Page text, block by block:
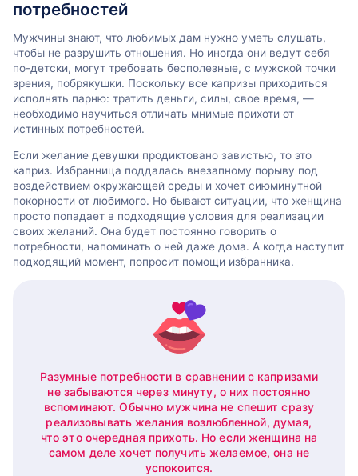
потребностей
Мужчины знают, что любимых дам нужно уметь слушать,
чтобы не разрушить отношения. Но иногда они ведут себя
по-детски, могут требовать бесполезные, с мужской точки
зрения, побрякушки. Поскольку все капризы приходиться
исполнять парню: тратить деньги, силы, свое время, —
необходимо научиться отличать мнимые прихоти от
истинных потребностей.
Если желание девушки продиктовано завистью, то это
каприз. Избранница поддалась внезапному порыву под
воздействием окружающей среды и хочет сиюминутной
покорности от любимого. Но бывают ситуации, что женщина
просто попадает в подходящие условия для реализации
своих желаний. Она будет постоянно говорить о
потребности, напоминать о ней даже дома. А когда наступит
подходящий момент, попросит помощи избранника.
Разумные потребности в сравнении с капризами
не забываются через минуту, о них постоянно
вспоминают. Обычно мужчина не спешит сразу
реализовывать желания возлюбленной, думая,
что это очередная прихоть. Но если женщина на
самом деле хочет получить желаемое, она не
успокоится.